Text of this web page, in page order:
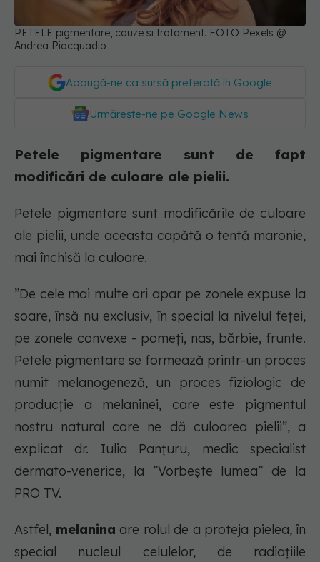
PETELE pigmentare, cauze si tratament. FOTO Pexels @
Andrea Piacquadio
Adaugă-ne ca sursă preferată în Google
Urmărește-ne pe Google News
Petele pigmentare sunt de fapt
modificări de culoare ale pielii.
Petele pigmentare sunt modificările de culoare
ale pielii, unde aceasta capătă o tentă maronie,
mai închisă la culoare.
”De cele mai multe ori apar pe zonele expuse la
soare, însă nu exclusiv, în special la nivelul feței,
pe zonele convexe - pomeți, nas, bărbie, frunte.
Petele pigmentare se formează printr-un proces
numit melanogeneză, un proces fiziologic de
producție a melaninei, care este pigmentul
nostru natural care ne dă culoarea pielii”, a
explicat dr. Iulia Panțuru, medic specialist
dermato-venerice, la ”Vorbește lumea” de la
PRO TV.
Astfel, melanina are rolul de a proteja pielea, în
special nucleul celulelor, de radiațiile